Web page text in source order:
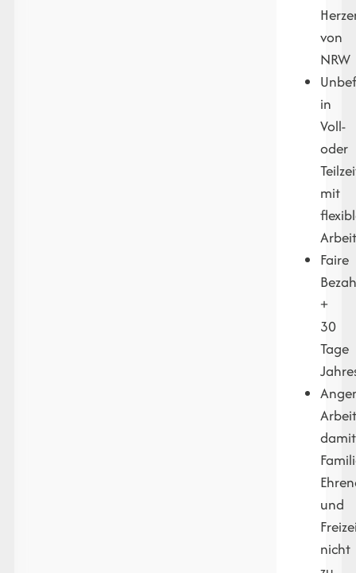
von
NRW
in
Voll-
oder
mit
Faire
+
30
Tage
damit
und
nicht